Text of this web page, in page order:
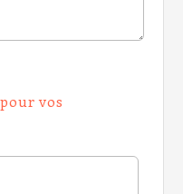
vos